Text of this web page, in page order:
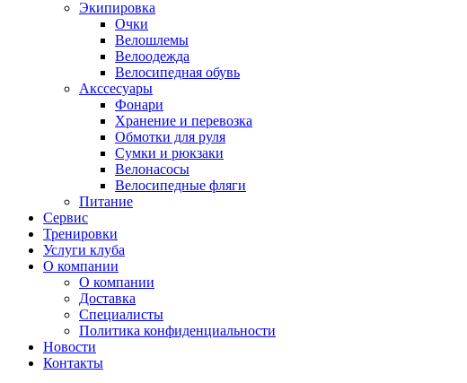
Экипировка
Очки
Велошлемы
Велоодежда
Велосипедная обувь
Акссесуары
Фонари
Хранение и перевозка
Обмотки для руля
Сумки и рюкзаки
Велонасосы
Велосипедные фляги
Питание
Сервис
Тренировки
Услуги клуба
О компании
О компании
Доставка
Специалисты
Политика конфиденциальности
Новости
Контакты